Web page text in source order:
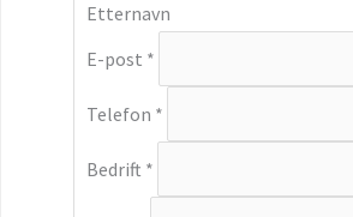
Etternavn
E-post *
Telefon *
Bedrift *